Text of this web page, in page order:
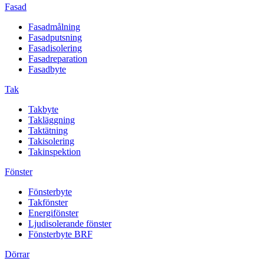
Fasad
Fasadmålning
Fasadputsning
Fasadisolering
Fasadreparation
Fasadbyte
Tak
Takbyte
Takläggning
Taktätning
Takisolering
Takinspektion
Fönster
Fönsterbyte
Takfönster
Energifönster
Ljudisolerande fönster
Fönsterbyte BRF
Dörrar